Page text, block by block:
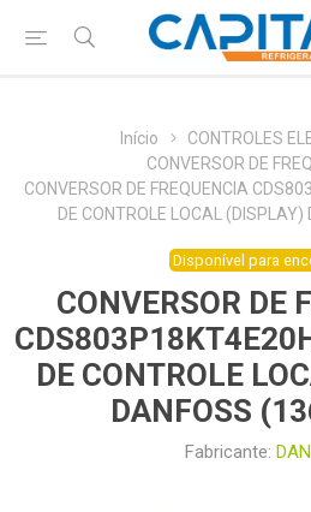
Início
CONTROLES
CONVERSOR DE
CONVERSOR DE FREQUENCIA
DE CONTROLE LOCAL
Disponível para
CONVERSOR DE
DE CONTROLE
DANFOSS
Fabricante: